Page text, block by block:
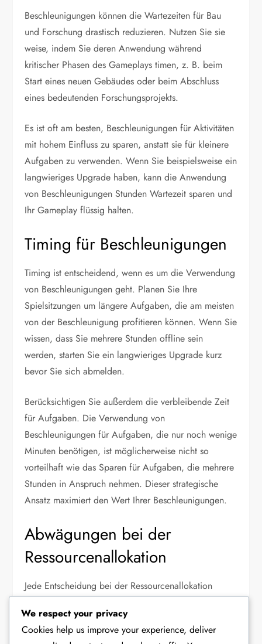
Beschleunigungen können die Wartezeiten für Bau
und Forschung drastisch reduzieren. Nutzen Sie sie
weise, indem Sie deren Anwendung während
kritischer Phasen des Gameplays timen, z. B. beim
Start eines neuen Gebäudes oder beim Abschluss
eines bedeutenden Forschungsprojekts.
Es ist oft am besten, Beschleunigungen für Aktivitäten
mit hohem Einfluss zu sparen, anstatt sie für kleinere
Aufgaben zu verwenden. Wenn Sie beispielsweise ein
langwieriges Upgrade haben, kann die Anwendung
von Beschleunigungen Stunden Wartezeit sparen und
Ihr Gameplay flüssig halten.
Timing für Beschleunigungen
Timing ist entscheidend, wenn es um die Verwendung
von Beschleunigungen geht. Planen Sie Ihre
Spielsitzungen um längere Aufgaben, die am meisten
von der Beschleunigung profitieren können. Wenn Sie
wissen, dass Sie mehrere Stunden offline sein
werden, starten Sie ein langwieriges Upgrade kurz
bevor Sie sich abmelden.
Berücksichtigen Sie außerdem die verbleibende Zeit
für Aufgaben. Die Verwendung von
Beschleunigungen für Aufgaben, die nur noch wenige
Minuten benötigen, ist möglicherweise nicht so
vorteilhaft wie das Sparen für Aufgaben, die mehrere
Stunden in Anspruch nehmen. Dieser strategische
Ansatz maximiert den Wert Ihrer Beschleunigungen.
Abwägungen bei der
Ressourcenallokation
Jede Entscheidung bei der Ressourcenallokation
Ressource kann zu Engpässen bei anderen führen,
was Ihren Fortschritt zum Stillstand bringen kann.
We respect your privacy
Cookies help us improve your experience, deliver